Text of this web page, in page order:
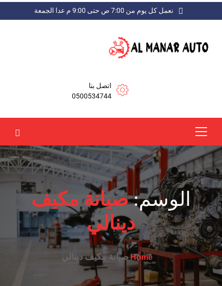
نعمل كل يوم من 7:00 ص حتى 9:00 م عدا الجمعة
اتصل بنا
0500534744
الوسم:صيانة مكيف
دينالي
Home صيانة مكيف دينالي